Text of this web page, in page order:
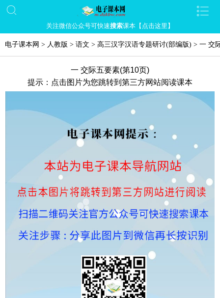
关注微信公众号可快速搜索课本【点击这里】
电子课本网 > 人教版 > 语文 > 高三汉字汉语专题研讨(部编版) > 一 交
一 交际五要素(第10页)
提示：点击图片为您跳转到第三方网站阅读课本